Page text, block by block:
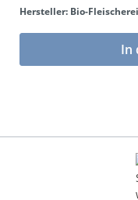
Hersteller: Bio-
In